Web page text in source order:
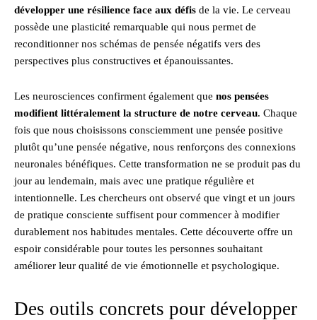
développer une résilience face aux défis de la vie. Le cerveau
possède une plasticité remarquable qui nous permet de
reconditionner nos schémas de pensée négatifs vers des
perspectives plus constructives et épanouissantes.
Les neurosciences confirment également que nos pensées
modifient littéralement la structure de notre cerveau. Chaque
fois que nous choisissons consciemment une pensée positive
plutôt qu’une pensée négative, nous renforçons des connexions
neuronales bénéfiques. Cette transformation ne se produit pas du
jour au lendemain, mais avec une pratique régulière et
intentionnelle. Les chercheurs ont observé que vingt et un jours
de pratique consciente suffisent pour commencer à modifier
durablement nos habitudes mentales. Cette découverte offre un
espoir considérable pour toutes les personnes souhaitant
améliorer leur qualité de vie émotionnelle et psychologique.
Des outils concrets pour développer